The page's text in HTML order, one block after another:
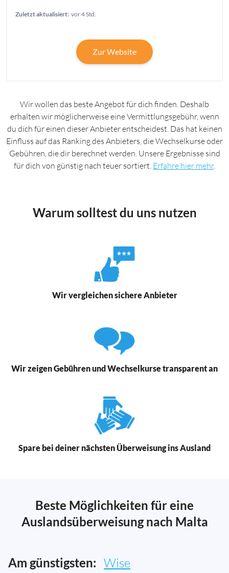
Zuletzt aktualisiert: vor 4 Std.
Zur Website
Wir wollen das beste Angebot für dich finden. Deshalb
erhalten wir möglicherweise eine Vermittlungsgebühr, wenn
du dich für einen dieser Anbieter entscheidest. Das hat keinen
Einfluss auf das Ranking des Anbieters, die Wechselkurse oder
Gebühren, die dir berechnet werden. Unsere Ergebnisse sind
für dich von günstig nach teuer sortiert. Erfahre hier mehr.
Warum solltest du uns nutzen
Wir vergleichen sichere Anbieter
Wir zeigen Gebühren und Wechselkurse transparent an
Spare bei deiner nächsten Überweisung ins Ausland
Beste Möglichkeiten für eine
Auslandsüberweisung nach Malta
Am günstigsten: Wise